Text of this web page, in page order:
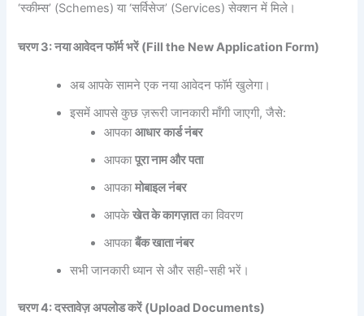
‘स्कीम्स’ (Schemes) या ‘सर्विसेज’ (Services) सेक्शन में मिले।
चरण 3:नयाआवेदनफॉर्मभरें (Fill the New Application Form)
अब आपके सामने एक नया आवेदन फॉर्म खुलेगा।
इसमें आपसे कुछ ज़रूरी जानकारी माँगी जाएगी, जैसे:
आपकाआधारकार्डनंबर
आपकापूरानामऔरपता
आपकामोबाइलनंबर
आपकेखेतकेकागज़ातका विवरण
आपकाबैंकखातानंबर
सभी जानकारी ध्यान से और सही-सही भरें।
चरण 4:दस्तावेज़अपलोडकरें (Upload Documents)